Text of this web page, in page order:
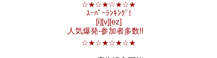
☆★☆★☆★☆★
ｽｰﾊﾟｰﾗﾝｷﾝｸﾞ!
[i][v][ez]
人気爆発-参加者多数!!
☆★☆★☆★☆★